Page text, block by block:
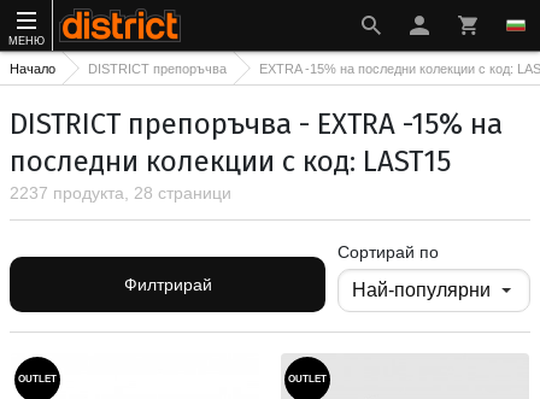
МЕНЮ
Начало DISTRICT препоръчва EXTRA -15% на последни колекции с код:
DISTRICT препоръчва - EXTRA -15% на
последни колекции с код: LAST15
2237 продукта, 28 страници
Филтрирай
Сортирай по
OUTLET OUTLET